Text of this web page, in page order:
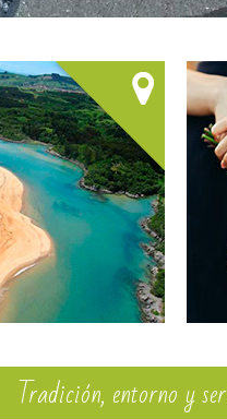
Tradición, entorno y